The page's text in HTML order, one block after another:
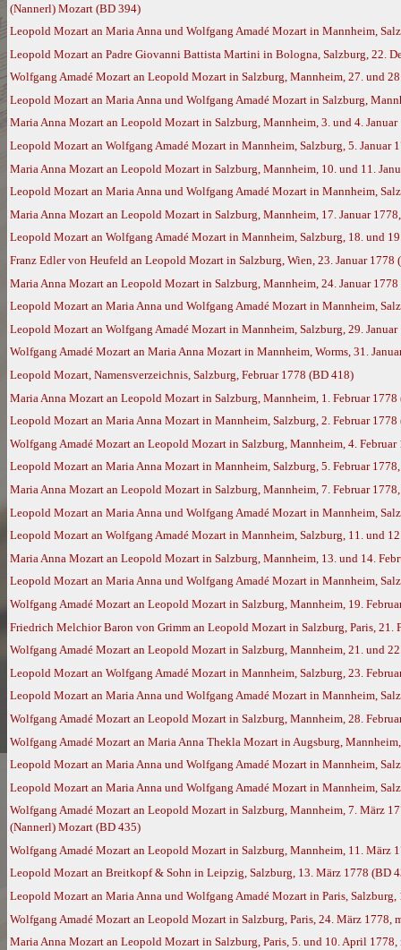
(Nannerl) Mozart (BD 394)
Leopold Mozart an Maria Anna und Wolfgang Amadé Mozart in Mannheim,
Leopold Mozart an Padre Giovanni Battista Martini in Bologna, Salzburg, 22.
Wolfgang Amadé Mozart an Leopold Mozart in Salzburg, Mannheim, 27. und
Leopold Mozart an Maria Anna und Wolfgang Amadé Mozart in Salzburg,
Maria Anna Mozart an Leopold Mozart in Salzburg, Mannheim, 3. und 4.
Leopold Mozart an Wolfgang Amadé Mozart in Mannheim, Salzburg, 5. Januar
Maria Anna Mozart an Leopold Mozart in Salzburg, Mannheim, 10. und 11.
Leopold Mozart an Maria Anna und Wolfgang Amadé Mozart in Mannheim,
Maria Anna Mozart an Leopold Mozart in Salzburg, Mannheim, 17. Januar
Leopold Mozart an Wolfgang Amadé Mozart in Mannheim, Salzburg, 18. und
Franz Edler von Heufeld an Leopold Mozart in Salzburg, Wien, 23. Januar 1778
Maria Anna Mozart an Leopold Mozart in Salzburg, Mannheim, 24. Januar
Leopold Mozart an Maria Anna und Wolfgang Amadé Mozart in Mannheim,
Leopold Mozart an Wolfgang Amadé Mozart in Mannheim, Salzburg, 29.
Wolfgang Amadé Mozart an Maria Anna Mozart in Mannheim, Worms, 31.
Leopold Mozart, Namensverzeichnis, Salzburg, Februar 1778 (BD 418)
Maria Anna Mozart an Leopold Mozart in Salzburg, Mannheim, 1. Februar 1778
Leopold Mozart an Maria Anna Mozart in Mannheim, Salzburg, 2. Februar 1778
Wolfgang Amadé Mozart an Leopold Mozart in Salzburg, Mannheim, 4.
Leopold Mozart an Maria Anna Mozart in Mannheim, Salzburg, 5. Februar
Maria Anna Mozart an Leopold Mozart in Salzburg, Mannheim, 7. Februar
Leopold Mozart an Maria Anna und Wolfgang Amadé Mozart in Mannheim,
Leopold Mozart an Wolfgang Amadé Mozart in Mannheim, Salzburg, 11. und
Maria Anna Mozart an Leopold Mozart in Salzburg, Mannheim, 13. und 14.
Leopold Mozart an Maria Anna und Wolfgang Amadé Mozart in Mannheim,
Wolfgang Amadé Mozart an Leopold Mozart in Salzburg, Mannheim, 19.
Friedrich Melchior Baron von Grimm an Leopold Mozart in Salzburg, Paris, 21.
Wolfgang Amadé Mozart an Leopold Mozart in Salzburg, Mannheim, 21. und
Leopold Mozart an Wolfgang Amadé Mozart in Mannheim, Salzburg, 23.
Leopold Mozart an Maria Anna und Wolfgang Amadé Mozart in Mannheim,
Wolfgang Amadé Mozart an Leopold Mozart in Salzburg, Mannheim, 28.
Wolfgang Amadé Mozart an Maria Anna Thekla Mozart in Augsburg,
Leopold Mozart an Maria Anna und Wolfgang Amadé Mozart in Mannheim,
Leopold Mozart an Maria Anna und Wolfgang Amadé Mozart in Mannheim,
Wolfgang Amadé Mozart an Leopold Mozart in Salzburg, Mannheim, 7. März
(Nannerl) Mozart (BD 435)
Wolfgang Amadé Mozart an Leopold Mozart in Salzburg, Mannheim, 11. März
Leopold Mozart an Breitkopf & Sohn in Leipzig, Salzburg, 13. März 1778 (BD
Leopold Mozart an Maria Anna und Wolfgang Amadé Mozart in Paris,
Wolfgang Amadé Mozart an Leopold Mozart in Salzburg, Paris, 24. März
Maria Anna Mozart an Leopold Mozart in Salzburg, Paris, 5. und 10. April